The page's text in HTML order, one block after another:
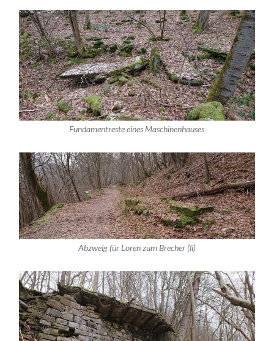
Fundamentreste eines Maschinenhauses
Abzweig für Loren zum Brecher (li)